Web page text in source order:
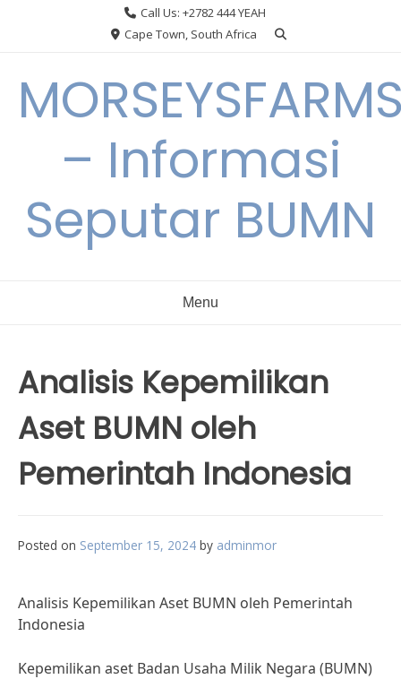
Call Us: +2782 444 YEAH
Cape Town, South Africa
– Informasi
Seputar BUMN
Menu
Analisis Kepemilikan
Aset BUMN oleh
Pemerintah Indonesia
Posted on September 15, 2024 by adminmor
Analisis Kepemilikan Aset BUMN oleh Pemerintah
Indonesia
Kepemilikan aset Badan Usaha Milik Negara (BUMN)